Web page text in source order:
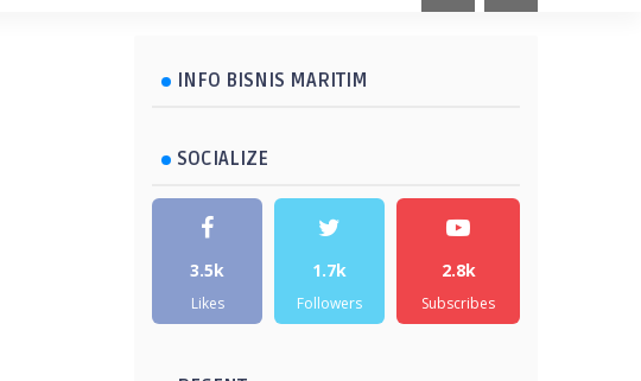
INFO BISNIS MARITIM
SOCIALIZE
3.5k
Likes
1.7k
Followers
2.8k
Subscribes